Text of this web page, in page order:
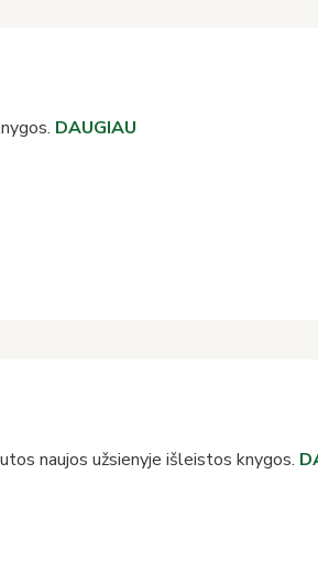
DAUGIAU
naujos užsienyje išleistos knygos.